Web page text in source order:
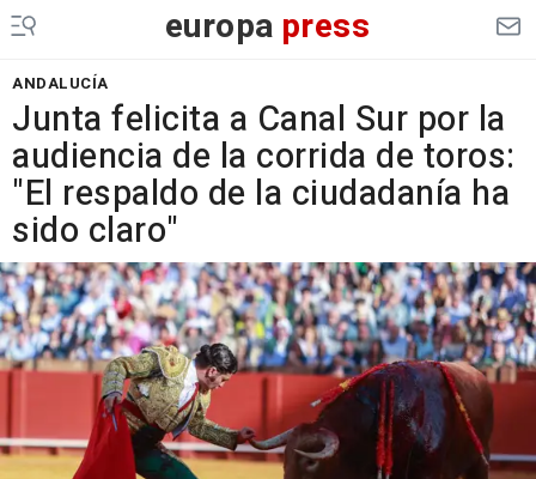
europa press
ANDALUCÍA
Junta felicita a Canal Sur por la
audiencia de la corrida de toros:
"El respaldo de la ciudadanía ha
sido claro"